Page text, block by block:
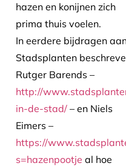
hazen en konijnen zich
prima thuis voelen.
In eerdere bijdragen
Stadsplanten
Rutger Barends –
http://
in-de-stad/ – en Niels
Eimers –
https://
s=hazenpootje al hoe